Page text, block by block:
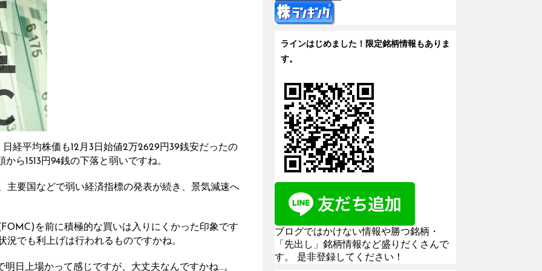
経平均株価も12月3日始値2万2629円39銭安だったの
ら1513円94銭の下落と弱いですね。
主要国などで弱い経済指標の発表が続き、景気減速へ
を前に積極的な買いは入りにくかった印象です
でも利上げは行われるものですかね。
明日上場かって感じですが、大丈夫なんですかね…。
ラインはじめました！限定銘柄情報もありま
す。
ブログではかけない情報や勝つ銘柄・
「先出し」銘柄情報など盛りだくさんで
す。 是非登録してください！